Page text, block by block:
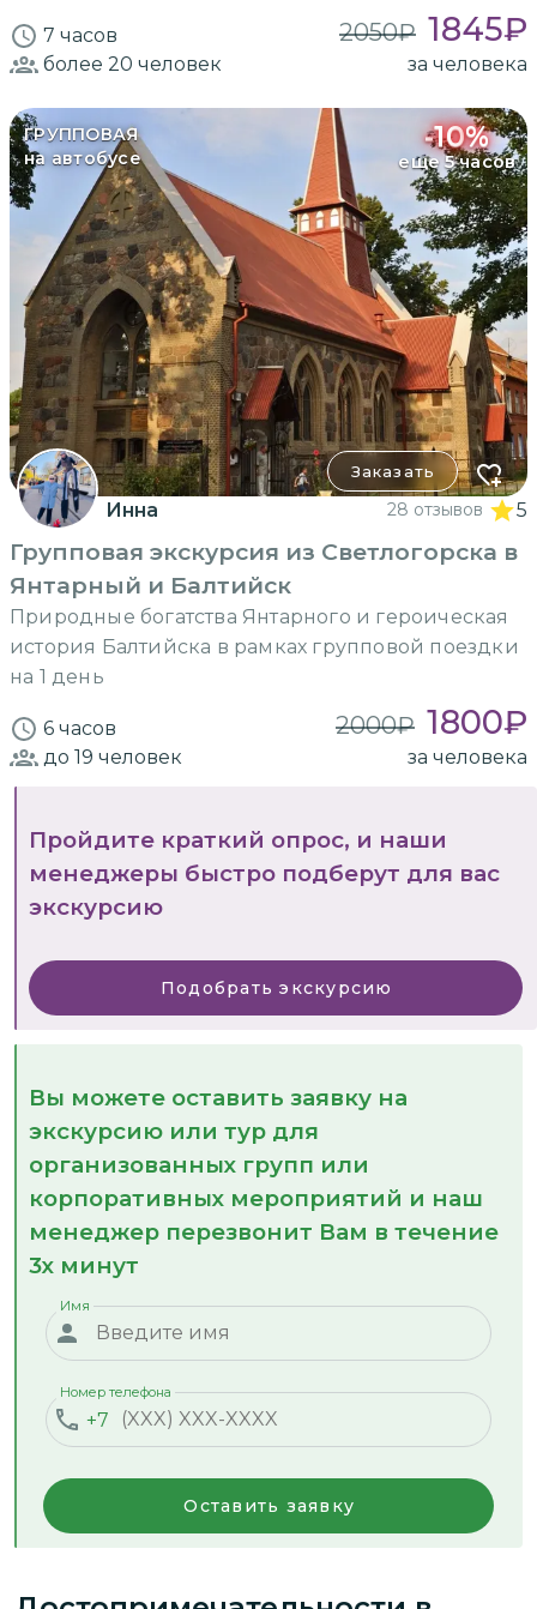
7 часов 2050₽ 1845₽
более 20 человек за человека
ГРУППОВАЯ
на автобусе
-10%
еще 5 часов
Заказать
Инна 28 отзывов 5
Групповая экскурсия из Светлогорска в
Янтарный и Балтийск
Природные богатства Янтарного и героическая
история Балтийска в рамках групповой поездки
на 1 день
6 часов 2000₽ 1800₽
до 19 человек за человека
Пройдите краткий опрос, и наши
менеджеры быстро подберут для вас
экскурсию
Подобрать экскурсию
Вы можете оставить заявку на
экскурсию или тур для
организованных групп или
корпоративных мероприятий и наш
менеджер перезвонит Вам в течение
3х минут
Имя
+7
Номер телефона
Оставить заявку